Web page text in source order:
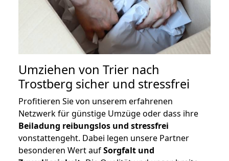
Umziehen von Trier nach
Trostberg sicher und stressfrei
Profitieren Sie von unserem erfahrenen
Netzwerk für günstige Umzüge oder dass ihre
Beiladung reibungslos und stressfrei
vonstattengeht. Dabei legen unsere Partner
besonderen Wert aufSorgfalt und